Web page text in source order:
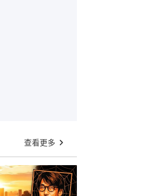
查看更多